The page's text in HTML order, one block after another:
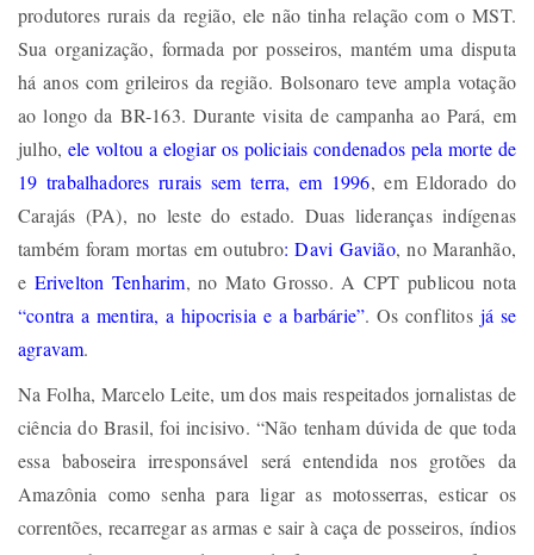
produtores rurais da região, ele não tinha relação com o MST.
Sua organização, formada por posseiros, mantém uma disputa
há anos com grileiros da região. Bolsonaro teve ampla votação
ao longo da BR-163. Durante visita de campanha ao Pará, em
julho, ele voltou a elogiar os policiais condenados pela morte de
19 trabalhadores rurais sem terra, em 1996, em Eldorado do
Carajás (PA), no leste do estado. Duas lideranças indígenas
também foram mortas em outubro: Davi Gavião, no Maranhão,
e Erivelton Tenharim, no Mato Grosso. A CPT publicou nota
“contra a mentira, a hipocrisia e a barbárie”. Os conflitos já se
agravam.
Na Folha, Marcelo Leite, um dos mais respeitados jornalistas de
ciência do Brasil, foi incisivo. “Não tenham dúvida de que toda
essa baboseira irresponsável será entendida nos grotões da
Amazônia como senha para ligar as motosserras, esticar os
correntões, recarregar as armas e sair à caça de posseiros, índios